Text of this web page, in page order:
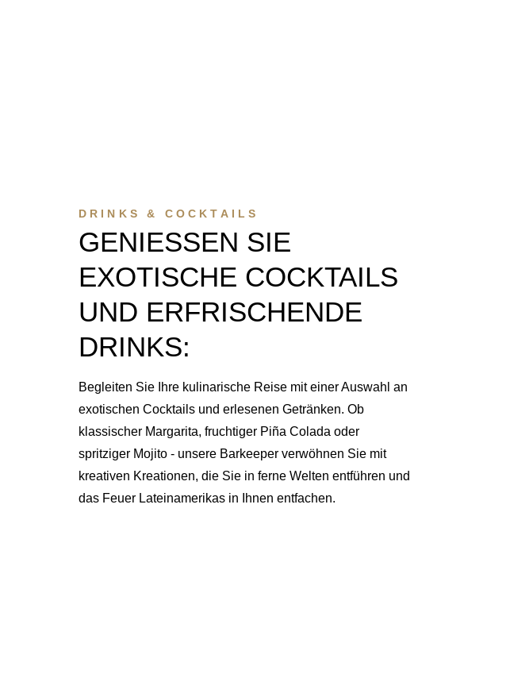
DRINKS & COCKTAILS
GENIESSEN SIE E
XOTISCHE COCKTAILS U
ND ERFRISCHENDE D
RINKS:
Begleiten Sie Ihre kulinarische Reise mit einer Auswahl an
exotischen Cocktails und erlesenen Getränken. Ob
klassischer Margarita, fruchtiger Piña Colada oder
spritziger Mojito - unsere Barkeeper verwöhnen Sie mit
kreativen Kreationen, die Sie in ferne Welten entführen und
das Feuer Lateinamerikas in Ihnen entfachen.